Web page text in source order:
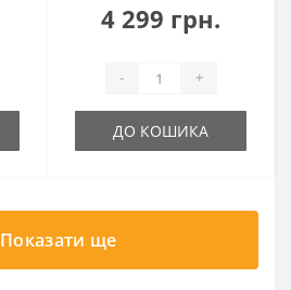
4 299 грн.
- +
ДО КОШИКА
Показати ще